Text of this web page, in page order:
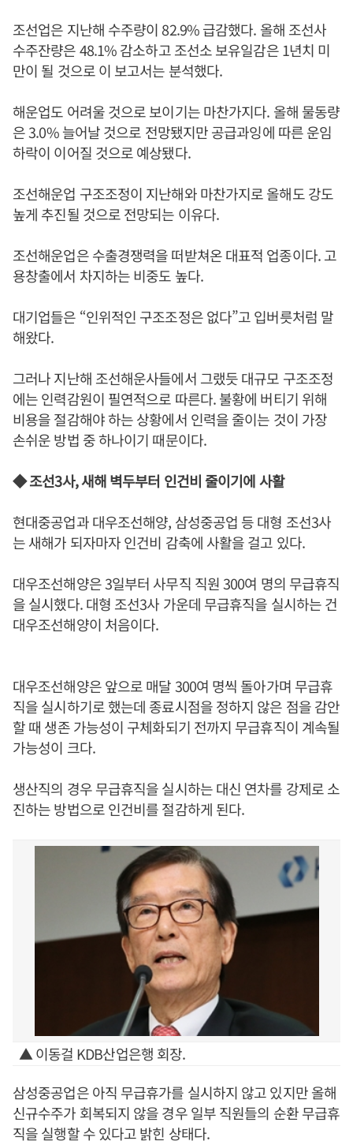
조선업은 지난해 수주량이 82.9% 급감했다. 올해 조선사
수주잔량은 48.1% 감소하고 조선소 보유일감은 1년치 미
만이 될 것으로 이 보고서는 분석했다.
해운업도 어려울 것으로 보이기는 마찬가지다. 올해 물동량
은 3.0% 늘어날 것으로 전망됐지만 공급과잉에 따른 운임
하락이 이어질 것으로 예상됐다.
조선해운업 구조조정이 지난해와 마찬가지로 올해도 강도
높게 추진될 것으로 전망되는 이유다.
조선해운업은 수출경쟁력을 떠받쳐온 대표적 업종이다. 고
용창출에서 차지하는 비중도 높다.
대기업들은 “인위적인 구조조정은 없다”고 입버릇처럼 말
해왔다.
그러나 지난해 조선해운사들에서 그랬듯 대규모 구조조정
에는 인력감원이 필연적으로 따른다. 불황에 버티기 위해
비용을 절감해야 하는 상황에서 인력을 줄이는 것이 가장
손쉬운 방법 중 하나이기 때문이다.
◆ 조선3사, 새해 벽두부터 인건비 줄이기에 사활
현대중공업과 대우조선해양, 삼성중공업 등 대형 조선3사
는 새해가 되자마자 인건비 감축에 사활을 걸고 있다.
대우조선해양은 3일부터 사무직 직원 300여 명의 무급휴직
을 실시했다. 대형 조선3사 가운데 무급휴직을 실시하는 건
대우조선해양이 처음이다.
대우조선해양은 앞으로 매달 300여 명씩 돌아가며 무급휴
직을 실시하기로 했는데 종료시점을 정하지 않은 점을 감안
할 때 생존 가능성이 구체화되기 전까지 무급휴직이 계속될
가능성이 크다.
생산직의 경우 무급휴직을 실시하는 대신 연차를 강제로 소
진하는 방법으로 인건비를 절감하게 된다.
▲ 이동걸 KDB산업은행 회장.
삼성중공업은 아직 무급휴가를 실시하지 않고 있지만 올해
신규수주가 회복되지 않을 경우 일부 직원들의 순환 무급휴
직을 실행할 수 있다고 밝힌 상태다.